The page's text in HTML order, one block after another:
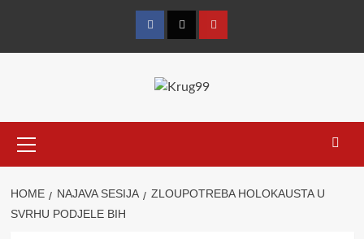
FacebookTwitterYouTube
Menu
HOME NAJAVA SESIJA
ZLOUPOTREBA HOLOKAUSTA U
SVRHU PODJELE BIH